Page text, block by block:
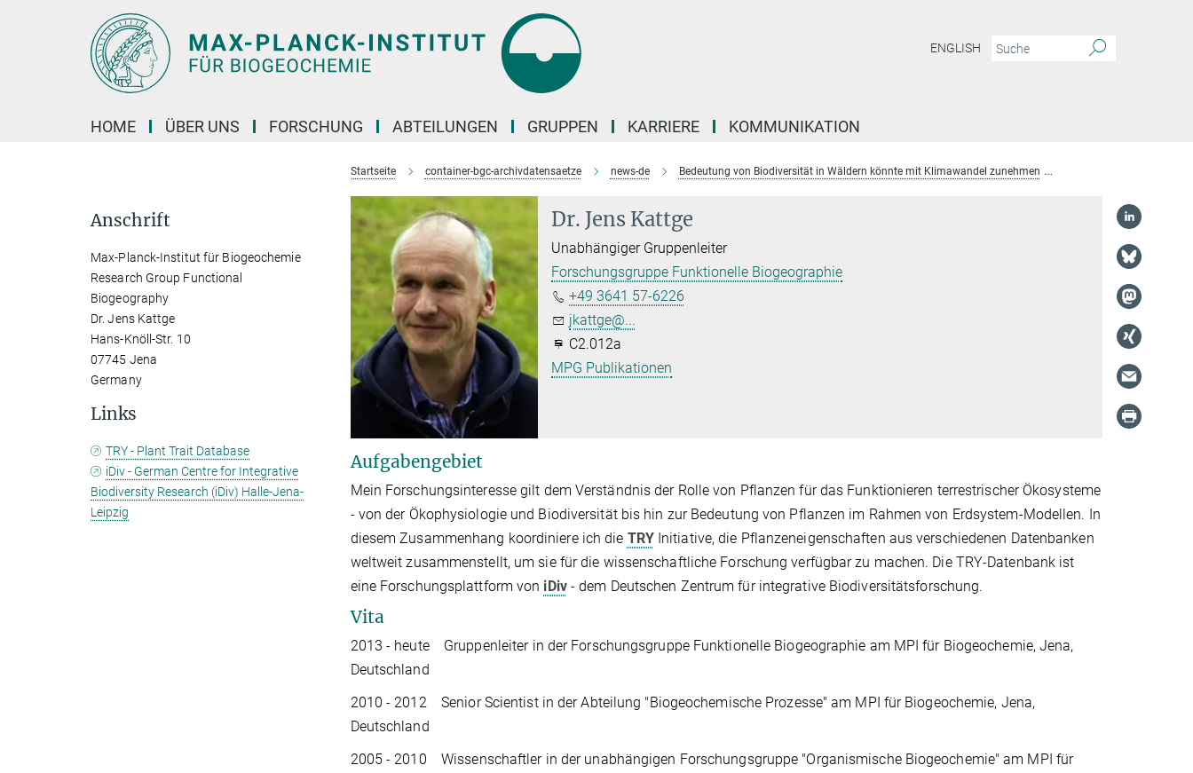
ENGLISH
HOME ÜBER UNS FORSCHUNG ABTEILUNGEN GRUPPEN KARRIERE KOMMUNIKATION
Startseite container-bgc-archivdatensaetze news-de Bedeutung von Biodiversität in Wäldern könnte mit Klimawandel zunehmen
Dr. Jens Kattge
Unabhängiger Gruppenleiter
Forschungsgruppe Funktionelle Biogeographie
+49 3641 57-6226
jkattge@...
C2.012a
MPG Publikationen
Aufgabengebiet
Mein Forschungsinteresse gilt dem Verständnis der Rolle von Pflanzen für das Funktionieren terrestrischer Ökosysteme
- von der Ökophysiologie und Biodiversität bis hin zur Bedeutung von Pflanzen im Rahmen von Erdsystem-Modellen. In
diesem Zusammenhang koordiniere ich die TRYInitiative, die Pflanzeneigenschaften aus verschiedenen Datenbanken
weltweit zusammenstellt, um sie für die wissenschaftliche Forschung verfügbar zu machen. Die TRY-Datenbank ist
eine Forschungsplattform von iDiv- dem Deutschen Zentrum für integrative Biodiversitätsforschung.
Vita
2013 - heute Gruppenleiter in der Forschungsgruppe Funktionelle Biogeographie am MPI für Biogeochemie, Jena,
Deutschland
2010 - 2012 Senior Scientist in der Abteilung "Biogeochemische Prozesse" am MPI für Biogeochemie, Jena,
Deutschland
2005 - 2010 Wissenschaftler in der unabhängigen Forschungsgruppe "Organismische Biogeochemie" am MPI für
Anschrift
Max-Planck-Institut für Biogeochemie
Research Group Functional
Biogeography
Dr. Jens Kattge
Hans-Knöll-Str. 10
07745 Jena
Germany
Links
TRY - Plant Trait Database
iDiv - German Centre for Integrative
Biodiversity Research (iDiv) Halle-Jena-
Leipzig